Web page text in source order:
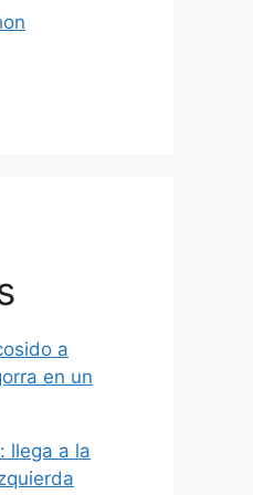
a
en un
llega a la